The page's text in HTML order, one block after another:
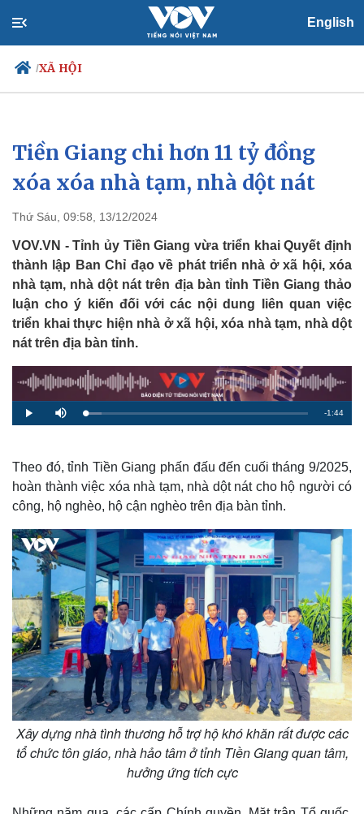
English
/XÃ HỘI
Chính trị
Đảng
Tổ chức nhân sự
Nhận diện sự thật
Xã hội
Tin 24h
Dự báo thời tiết
Việc làm
Biển đảo
Tiền Giang chi hơn 11 tỷ đồng
xóa xóa nhà tạm, nhà dột nát
Thứ Sáu, 09:58, 13/12/2024
VOV.VN - Tỉnh ủy Tiền Giang vừa triển khai Quyết định
thành lập Ban Chỉ đạo về phát triển nhà ở xã hội, xóa
nhà tạm, nhà dột nát trên địa bàn tỉnh Tiền Giang thảo
luận cho ý kiến đối với các nội dung liên quan việc
triển khai thực hiện nhà ở xã hội, xóa nhà tạm, nhà dột
nát trên địa bàn tỉnh.
P
l
M
u
L
o
:
7
.
4
%
R
m
a
n
i
n
g
T
i
m
-1:44
Theo đó, tỉnh Tiền Giang phấn đấu đến cuối tháng 9/2025,
hoàn thành việc xóa nhà tạm, nhà dột nát cho hộ người có
công, hộ nghèo, hộ cận nghèo trên địa bàn tỉnh.
Xây dựng nhà tình thương hỗ trợ hộ khó khăn rất được các
tổ chức tôn giáo, nhà hảo tâm ở tỉnh Tiền Giang quan tâm,
hưởng ứng tích cực